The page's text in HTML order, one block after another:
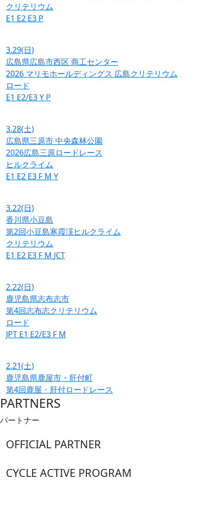
クリテリウム
E1 E2 E3 P
3.29(日)
広島県広島市西区 商工センター
2026 マリモホールディングス 広島クリテリウム
ロード
E1 E2/E3Y P
3.28(土)
広島県三原市 中央森林公園
2026広島三原ロードレース
ヒルクライム
E1 E2 E3 F M Y
3.22(日)
香川県小豆島
第2回小豆島寒霞渓ヒルクライム
クリテリウム
E1 E2 E3 F M JCT
2.22(日)
鹿児島県志布志市
第4回志布志クリテリウム
ロード
JPT E1 E2/E3 F M
2.21(土)
鹿児島県鹿屋市・肝付町
第4回鹿屋・肝付ロードレース
PARTNERS
パートナー
OFFICIAL PARTNER
CYCLE ACTIVE PROGRAM